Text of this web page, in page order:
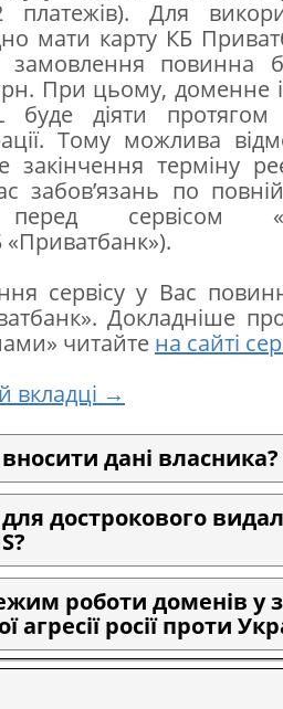
платежів). Для
мати карту КБ
замовлення повинна
При цьому, доменне
буде діяти протягом
Тому можлива
закінчення терміну
забов’язань по
перед сервісом
сервісу у Вас
Докладніше
читайте на сайті
вкладці →
дані власника?
дострокового
роботи доменів у
агресії росії проти